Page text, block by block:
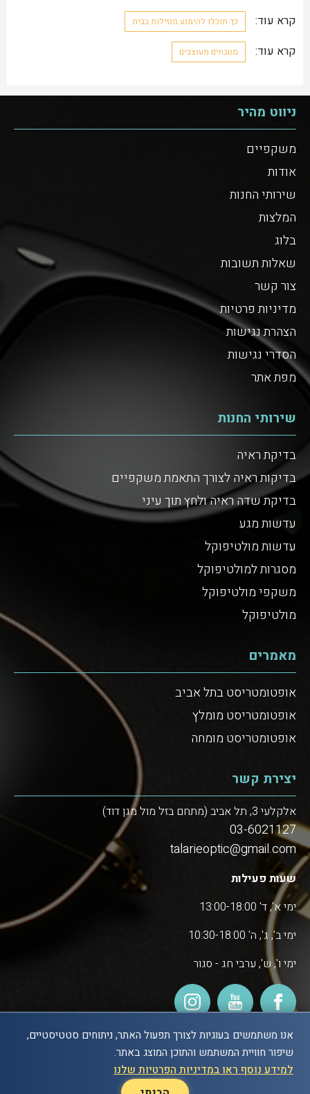
קרא עוד: כך תוכלו להימנע מנזילות בבית
קרא עוד: מטבחים מעוצבים
ניווט מהיר
משקפיים
אודות
שירותי החנות
המלצות
בלוג
שאלות תשובות
צור קשר
מדיניות פרטיות
הצהרת נגישות
הסדרי נגישות
מפת אתר
שירותי החנות
בדיקת ראיה
בדיקות ראיה לצורך התאמת משקפיים
בדיקת שדה ראיה ולחץ תוך עיני
עדשות מגע
עדשות מולטיפוקל
מסגרות למולטיפוקל
משקפי מולטיפוקל
מולטיפוקל
מאמרים
אופטומטריסט בתל אביב
אופטומטריסט מומלץ
אופטומטריסט מומחה
יצירת קשר
אלקלעי 3, תל אביב (מתחם בזל מול מגן דוד)
03-6021127
talarieoptic@gmail.com
שעות פעילות
ימי א', ד' 13:00-18:00
ימי ב', ג', ה' 10:30-18:00
ימי ו', ש', ערבי חג - סגור
POWERED BY
אנו משתמשים בעוגיות לצורך תפעול האתר, ניתוחים סטטיסטיים,
שיפור חוויית המשתמש והתוכן המוצג באתר.
למידע נוסף ראו במדיניות הפרטיות שלנו